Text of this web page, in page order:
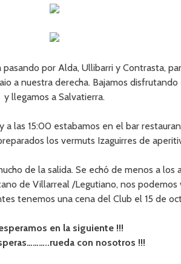
por Alda, Ullibarri y Contrasta,
a nuestra derecha. Bajamos
y llegamos a Salvatierra.
a las 15:00 estabamos en el bar
los vermuts Izaguirres de
de la salida. Se echó de menos a los
de Villarreal /Legutiano, nos
tenemos una cena del Club el 15 de
en la siguiente !!!
con nosotros !!!